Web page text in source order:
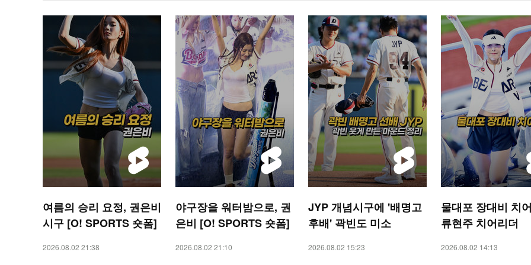
여름의 승리 요정, 권은비
시구 [O! SPORTS 숏폼]
2026.08.02 21:38
야구장을 워터밤으로, 권
은비 [O! SPORTS 숏폼]
2026.08.02 21:10
JYP 개념시구에 '배명고
후배' 곽빈도 미소
2026.08.02 15:23
물대포 장대비 치
류현주 치어리더
2026.08.02 14:13